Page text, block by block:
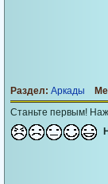
Раздел: Аркады
Станьте первым!